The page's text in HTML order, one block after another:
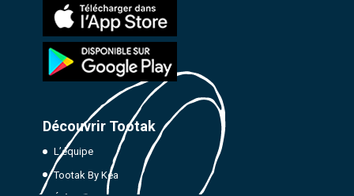
Découvrir Tootak
L’équipe
Tootak By Kea